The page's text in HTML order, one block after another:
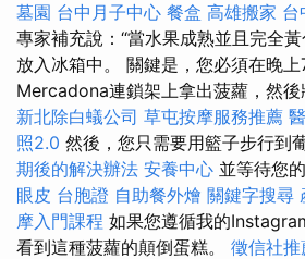
墓園 台中月子中心 餐盒 高雄搬家 台
專家補充說：“當水果成熟並且完全
放入冰箱中。 關鍵是，您必須在晚
Mercadona連鎖架上拿出菠蘿，然後
新北除白蟻公司 草屯按摩服務推薦
照2.0 然後，您只需要用籃子步行到
期後的解決辦法 安養中心 並等待您
眼皮 台胞證 自助餐外燴 關鍵字搜尋
摩入門課程 如果您遵循我的
看到這種菠蘿的顛倒蛋糕。 徵信社推